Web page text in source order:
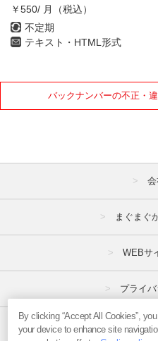
￥550/ 月（税込）
不定期
テキスト・HTML形式
バックナンバーの不正・
7月
2021年
4月 5月
8月
11月
4月 5月
7月 8月
まぐまぐ
WEBサ
プライ
特定
By clicking “Accept All Cookies”,
your device to enhance site